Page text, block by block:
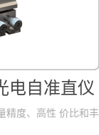
电自准直仪
精度、高性 价比和丰